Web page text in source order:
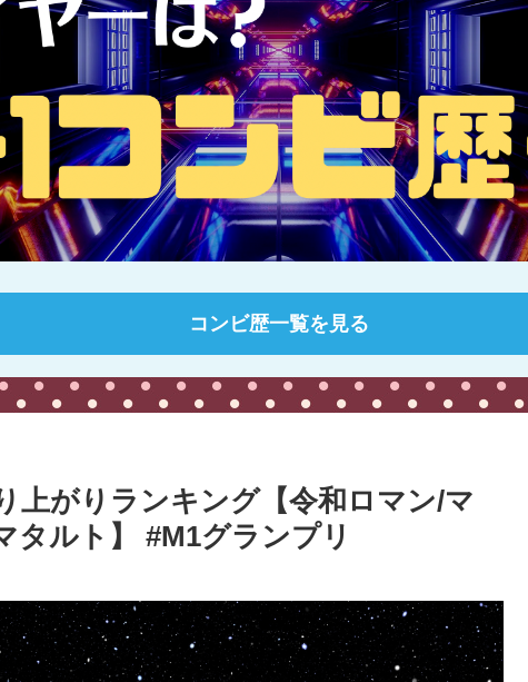
コンビ歴一覧を見る
上がりランキング【令和ロマン/マ
タルト】 #M1グランプリ